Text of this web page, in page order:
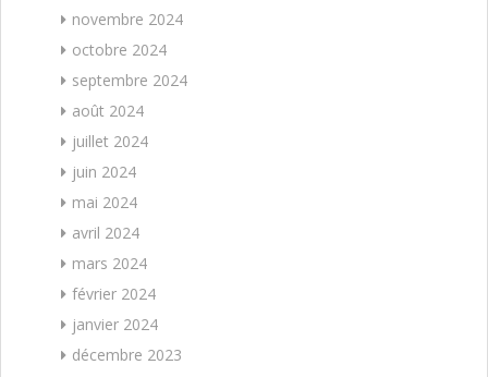
novembre 2024
octobre 2024
septembre 2024
août 2024
juillet 2024
juin 2024
mai 2024
avril 2024
mars 2024
février 2024
janvier 2024
décembre 2023